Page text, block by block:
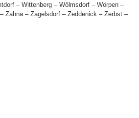
– Wittenberg – Wölmsdorf – Wörpen –
Zahna – Zagelsdorf – Zeddenick – Zerbst –